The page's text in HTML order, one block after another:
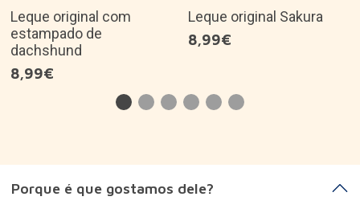
Leque original com
estampado de
dachshund
8,99€
Leque original Sakura
8,99€
Porque é que gostamos dele?